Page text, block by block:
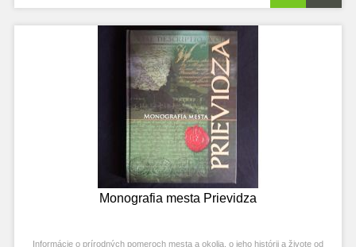
Monografia mesta Prievidza
Informácie o prírodných pomeroch mesta a okolia, o jeho histórii a živote od